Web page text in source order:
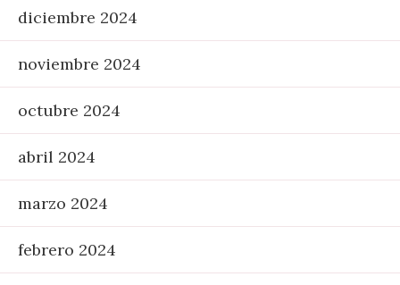
diciembre 2024
noviembre 2024
octubre 2024
abril 2024
marzo 2024
febrero 2024